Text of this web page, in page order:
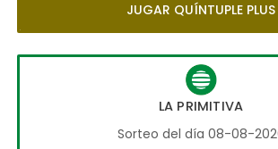
JUGAR QUÍNTUPLE PLUS
LA PRIMITIVA
Sorteo del día 08-08-